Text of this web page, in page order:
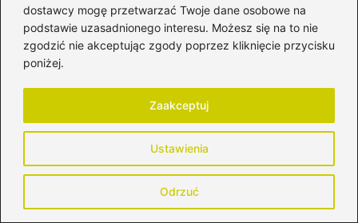
dostawcy mogę przetwarzać Twoje dane osobowe na
podstawie uzasadnionego interesu. Możesz się na to nie
zgodzić nie akceptując zgody poprzez kliknięcie przycisku
poniżej.
Ustawienia
Odrzuć
Zaakceptuj
Hormonalne zmiany u kobiet karmiących
Karmienie piersią a cykl menstruacyjny
Powrót płodności po porodzie
Psychologia karmienia piersią i planowanie